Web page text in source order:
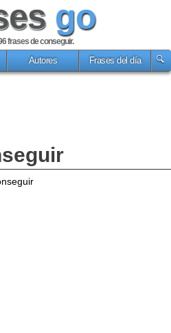
go
frases de conseguir.
Autores Frases del día